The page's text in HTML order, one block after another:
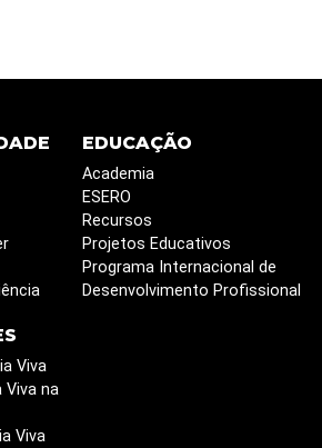
EDUCAÇÃO
Academia
ESERO
Recursos
Projetos Educativos
Programa Internacional de
Desenvolvimento Profissional
Viva
Viva na
Viva